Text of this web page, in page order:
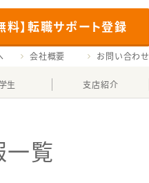
料】転職サポート登録
会社概要 お問い合わせ
生 支店紹介
一覧